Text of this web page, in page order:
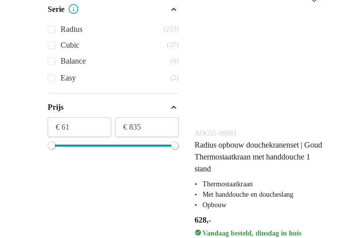
Serie
Radius (233)
Cubic (37)
Balance (6)
Easy (2)
Prijs
€ 61 € 835
AOG55-00003
Radius opbouw douchekranenset | Goud
Thermostaatkraan met handdouche 1
stand
Thermostaatkraan
Met handdouche en doucheslang
Opbouw
628,-
Vandaag besteld, dinsdag in huis